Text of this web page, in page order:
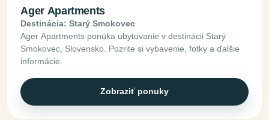
Ager Apartments
Destinácia: Starý Smokovec
Ager Apartments ponúka ubytovanie v destinácii Starý
Smokovec, Slovensko. Pozrite si vybavenie, fotky a ďalšie
informácie.
Zobraziť ponuky